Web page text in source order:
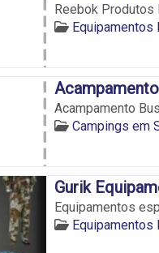
Reebok
Equipamentos
Acampamento
Campings em
Gurik
Equipamentos
Equipamentos